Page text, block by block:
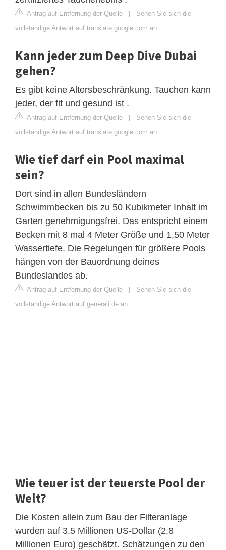
Antrag auf Entfernung der Quelle | Sehen Sie sich die
vollständige Antwort auf translate.google.com an
Kann jeder zum Deep Dive Dubai
gehen?
Es gibt keine Altersbeschränkung. Tauchen kann
jeder, der fit und gesund ist .
Antrag auf Entfernung der Quelle | Sehen Sie sich die
vollständige Antwort auf translate.google.com an
Wie tief darf ein Pool maximal
sein?
Dort sind in allen Bundesländern
Schwimmbecken bis zu 50 Kubikmeter Inhalt im
Garten genehmigungsfrei. Das entspricht einem
Becken mit 8 mal 4 Meter Größe und 1,50 Meter
Wassertiefe. Die Regelungen für größere Pools
hängen von der Bauordnung deines
Bundeslandes ab.
Antrag auf Entfernung der Quelle | Sehen Sie sich die
vollständige Antwort auf generali.de an
Wie teuer ist der teuerste Pool der
Welt?
Die Kosten allein zum Bau der Filteranlage
wurden auf 3,5 Millionen US-Dollar (2,8
Millionen Euro) geschätzt. Schätzungen zu den